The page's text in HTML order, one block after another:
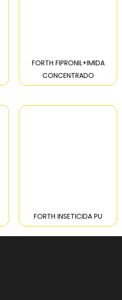
FORTH FIPRONIL+IMIDA
CONCENTRADO
FORTH INSETICIDA PU